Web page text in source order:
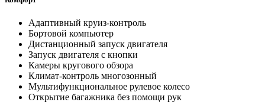
Адаптивный круиз-контроль
Бортовой компьютер
Дистанционный запуск двигателя
Запуск двигателя с кнопки
Камеры кругового обзора
Климат-контроль многозонный
Мультифункциональное рулевое колесо
Открытие багажника без помощи рук